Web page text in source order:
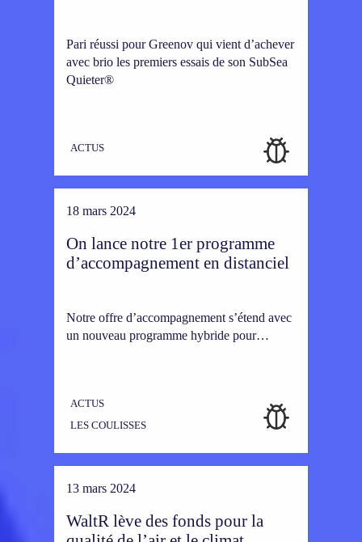
Pari réussi pour Greenov qui vient d’achever
avec brio les premiers essais de son SubSea
Quieter®
ACTUS
18 mars 2024
On lance notre 1er programme
d’accompagnement en distanciel
Notre offre d’accompagnement s’étend avec
un nouveau programme hybride pour…
ACTUS
LES COULISSES
13 mars 2024
WaltR lève des fonds pour la